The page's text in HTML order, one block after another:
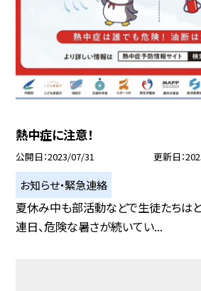
熱中症に注意！
公開日 2023/07/31 更新日
お知らせ・緊急連絡
夏休み中も部活動などで生徒たちはと
連日、危険な暑さが続いてい...